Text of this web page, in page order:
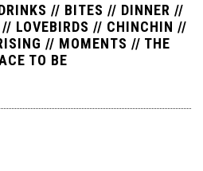
// BITES // DINNER //
LOVEBIRDS // CHINCHIN //
// MOMENTS // THE
TO BE